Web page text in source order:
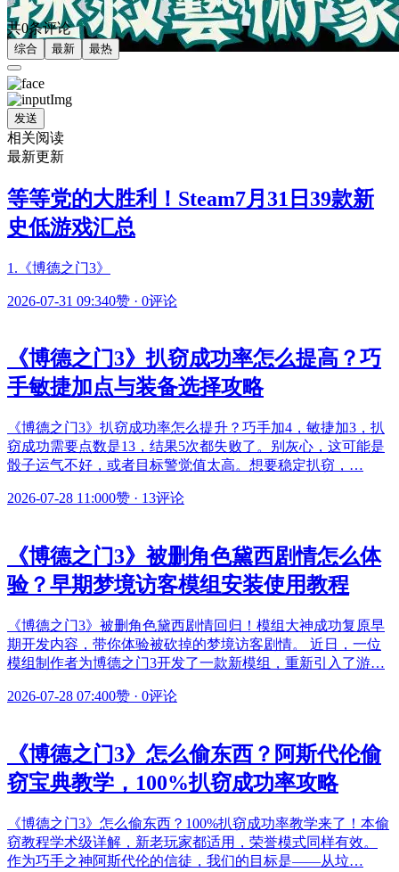
共0条评论
综合 最新 最热
发送
相关阅读
最新更新
等等党的大胜利！Steam7月31日39款新
史低游戏汇总
1.《博德之门3》
2026-07-31 09:340赞 · 0评论
《博德之门3》扒窃成功率怎么提高？巧
手敏捷加点与装备选择攻略
《博德之门3》扒窃成功率怎么提升？巧手加4，敏捷加3，扒
窃成功需要点数是13，结果5次都失败了。别灰心，这可能是
骰子运气不好，或者目标警觉值太高。想要稳定扒窃，…
2026-07-28 11:000赞 · 13评论
《博德之门3》被删角色黛西剧情怎么体
验？早期梦境访客模组安装使用教程
《博德之门3》被删角色黛西剧情回归！模组大神成功复原早
期开发内容，带你体验被砍掉的梦境访客剧情。 近日，一位
模组制作者为博德之门3开发了一款新模组，重新引入了游…
2026-07-28 07:400赞 · 0评论
《博德之门3》怎么偷东西？阿斯代伦偷
窃宝典教学，100%扒窃成功率攻略
《博德之门3》怎么偷东西？100%扒窃成功率教学来了！本偷
窃教程学术级详解，新老玩家都适用，荣誉模式同样有效。
作为巧手之神阿斯代伦的信徒，我们的目标是——从垃…